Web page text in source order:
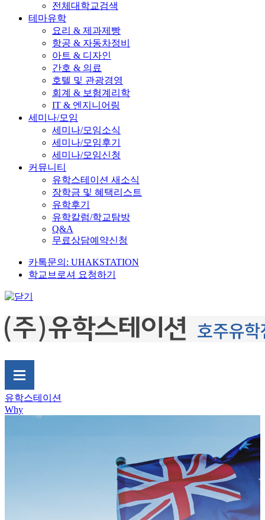
전체대학교검색
테마유학
요리 & 제과제빵
항공 & 자동차정비
아트 & 디자인
간호 & 의료
호텔 및 관광경영
회계 & 보험계리학
IT & 엔지니어링
세미나/모임
세미나/모임소식
세미나/모임후기
세미나/모임신청
커뮤니티
유학스테이션 새소식
장학금 및 혜택리스트
유학후기
유학칼럼/학교탐방
Q&A
무료상담예약신청
카톡문의: UHAKSTATION
학교브로셔 요청하기
유학스테이션
Why